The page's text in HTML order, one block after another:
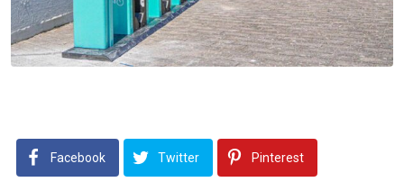
Facebook Twitter Pinterest